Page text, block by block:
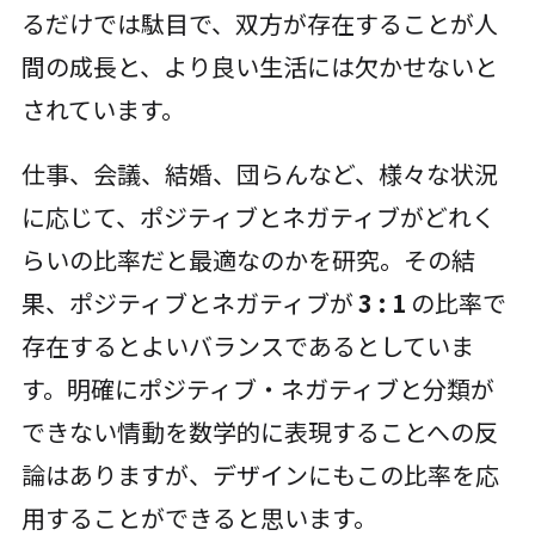
るだけでは駄目で、双方が存在することが人
間の成長と、より良い生活には欠かせないと
されています。
仕事、会議、結婚、団らんなど、様々な状況
に応じて、ポジティブとネガティブがどれく
らいの比率だと最適なのかを研究。その結
果、ポジティブとネガティブが3 : 1 の比率で
存在するとよいバランスであるとしていま
す。明確にポジティブ・ネガティブと分類が
できない情動を数学的に表現することへの反
論はありますが、デザインにもこの比率を応
用することができると思います。